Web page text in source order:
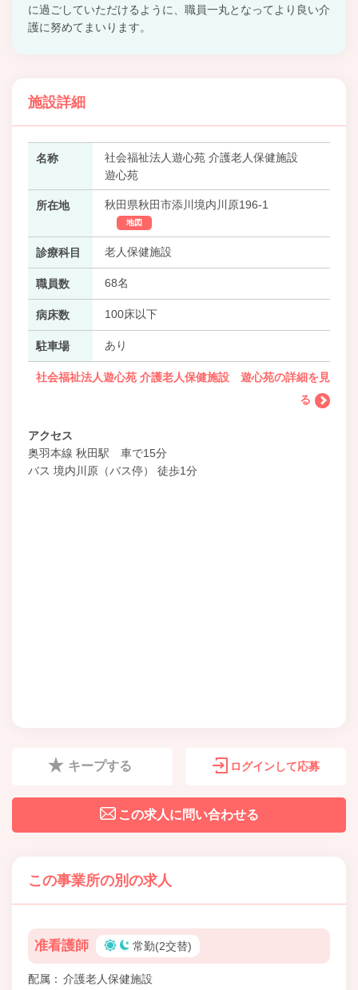
に過ごしていただけるように、職員一丸となってより良い介
護に努めてまいります。
施設詳細
名称
社会福祉法人遊心苑 介護老人保健施設
遊心苑
所在地 秋田県秋田市添川境内川原196-1
地図
診療科目 老人保健施設
職員数 68名
病床数 100床以下
駐車場 あり
社会福祉法人遊心苑 介護老人保健施設 遊心苑の詳細を見
る
アクセス
奥羽本線 秋田駅 車で15分
バス 境内川原（バス停） 徒歩1分
キープする ログインして応募
この求人に問い合わせる
この事業所の別の求人
准看護師 常勤(2交替)
配属 介護老人保健施設